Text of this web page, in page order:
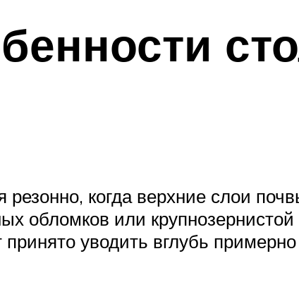
резонно, когда верхние слои
обломков или
уводить вглубь